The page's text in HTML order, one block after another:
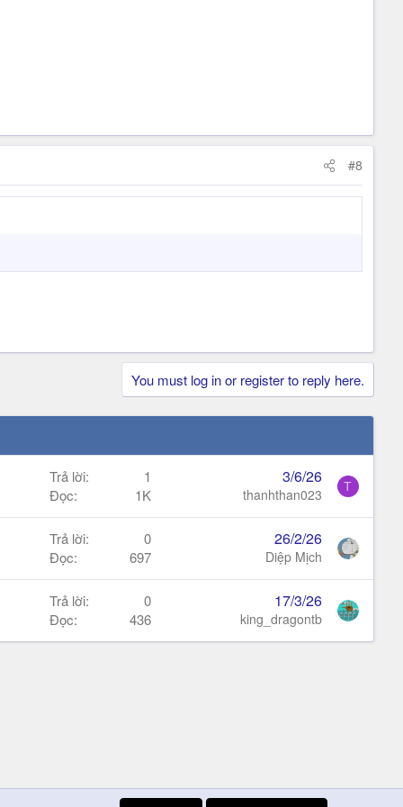
#8
You must log in or register to reply here.
Trả lời
1
Đọc
1K
3/6/26
thanhthan023 T
Trả lời
0
Đọc
697
26/2/26
Diệp Mịch
Trả lời
0
Đọc
436
17/3/26
king_dragontb